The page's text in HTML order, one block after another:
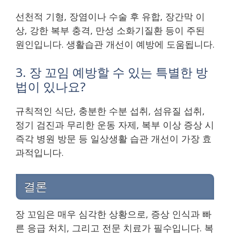
선천적 기형, 장염이나 수술 후 유합, 장간막 이
상, 강한 복부 충격, 만성 소화기질환 등이 주된
원인입니다. 생활습관 개선이 예방에 도움됩니다.
3. 장 꼬임 예방할 수 있는 특별한 방
법이 있나요?
규칙적인 식단, 충분한 수분 섭취, 섬유질 섭취,
정기 검진과 무리한 운동 자제, 복부 이상 증상 시
즉각 병원 방문 등 일상생활 습관 개선이 가장 효
과적입니다.
결론
장 꼬임은 매우 심각한 상황으로, 증상 인식과 빠
른 응급 처치, 그리고 전문 치료가 필수입니다. 복